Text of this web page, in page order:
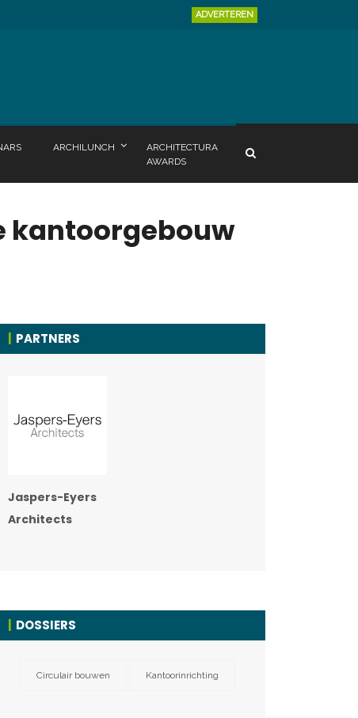
ADVERTEREN
ARCHILUNCH
ARCHITECTURA
AWARDS
kantoorgebouw
PARTNERS
Jaspers-Eyers
Architects
DOSSIERS
Circulair bouwen Kantoorinrichting